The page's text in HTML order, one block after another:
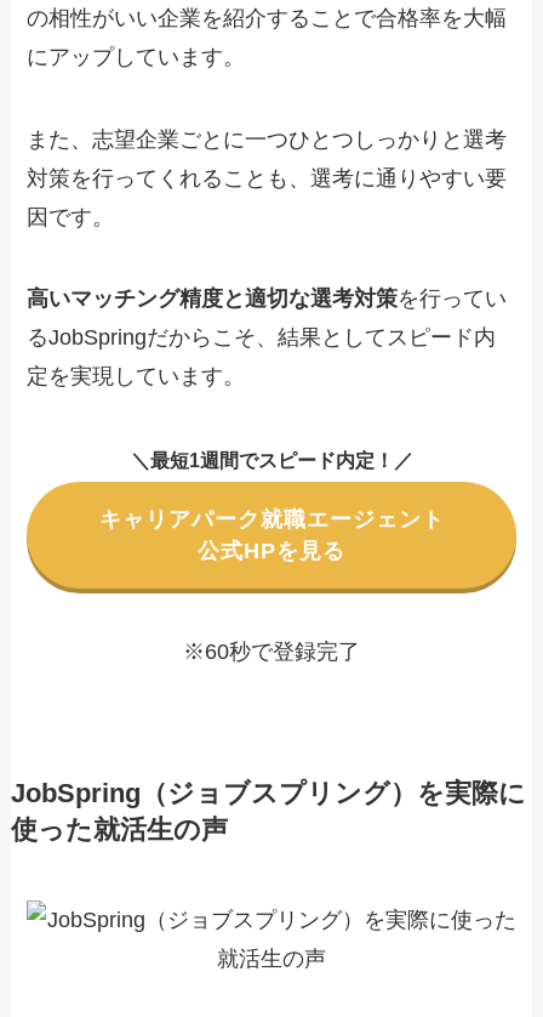
の相性がいい企業を紹介することで合格率を大幅
にアップしています。
また、志望企業ごとに一つひとつしっかりと選考
対策を行ってくれることも、選考に通りやすい要
因です。
高いマッチング精度と適切な選考対策を行ってい
るJobSpringだからこそ、結果としてスピード内
定を実現しています。
＼ 最短1週間でスピード内定！ ／
キャリアパーク就職エージェント
公式HPを見る
※60秒で登録完了
JobSpring（ジョブスプリング）を実際に
使った就活生の声